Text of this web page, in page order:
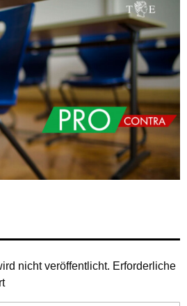
nicht veröffentlicht. Erforderliche